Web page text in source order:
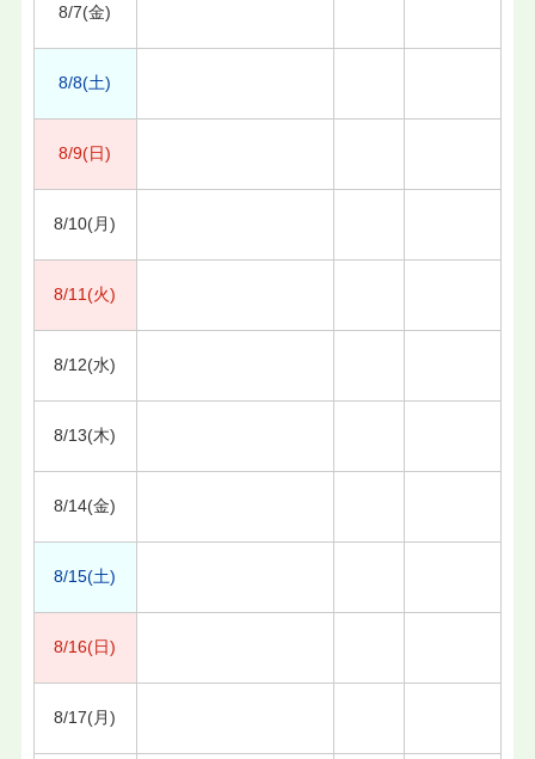
8/7(金)
8/8(土)
8/9(日)
8/10(月)
8/11(火)
8/12(水)
8/13(木)
8/14(金)
8/15(土)
8/16(日)
8/17(月)